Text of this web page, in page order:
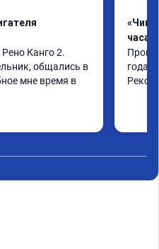
Канго 2.
общались в
мне время в
качественно,
«Чип
часа»
года.